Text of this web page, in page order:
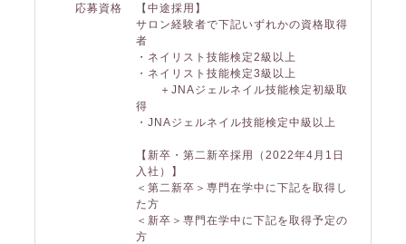
応募資格
【中途採用】
サロン経験者で下記いずれかの資格取得
者
・ネイリスト技能検定2級以上
・ネイリスト技能検定3級以上
＋JNAジェルネイル技能検定初級取
得
・JNAジェルネイル技能検定中級以上
【新卒・第二新卒採用（2022年4月1日
入社）】
＜第二新卒＞専門在学中に下記を取得し
た方
＜新卒＞専門在学中に下記を取得予定の
方